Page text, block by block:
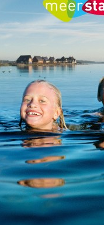
de
elke middag in je
Meld je